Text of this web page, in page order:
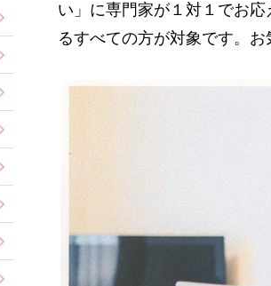
い」に専門家が１対１でお
るすべての方が対象です。お